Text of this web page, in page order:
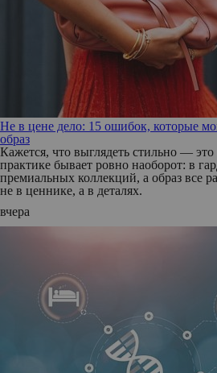
Не в цене дело: 15 ошибок, которые
образ
Кажется, что выглядеть стильно —
практике бывает ровно наоборот: в
премиальных коллекций, а образ все
не в ценнике, а в деталях.
вчера